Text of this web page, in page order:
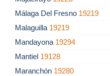
Málaga Del Fresno 19219
Malaguilla 19219
Mandayona 19294
Mantiel 19128
Maranchón 19280